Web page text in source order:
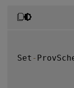
Set -